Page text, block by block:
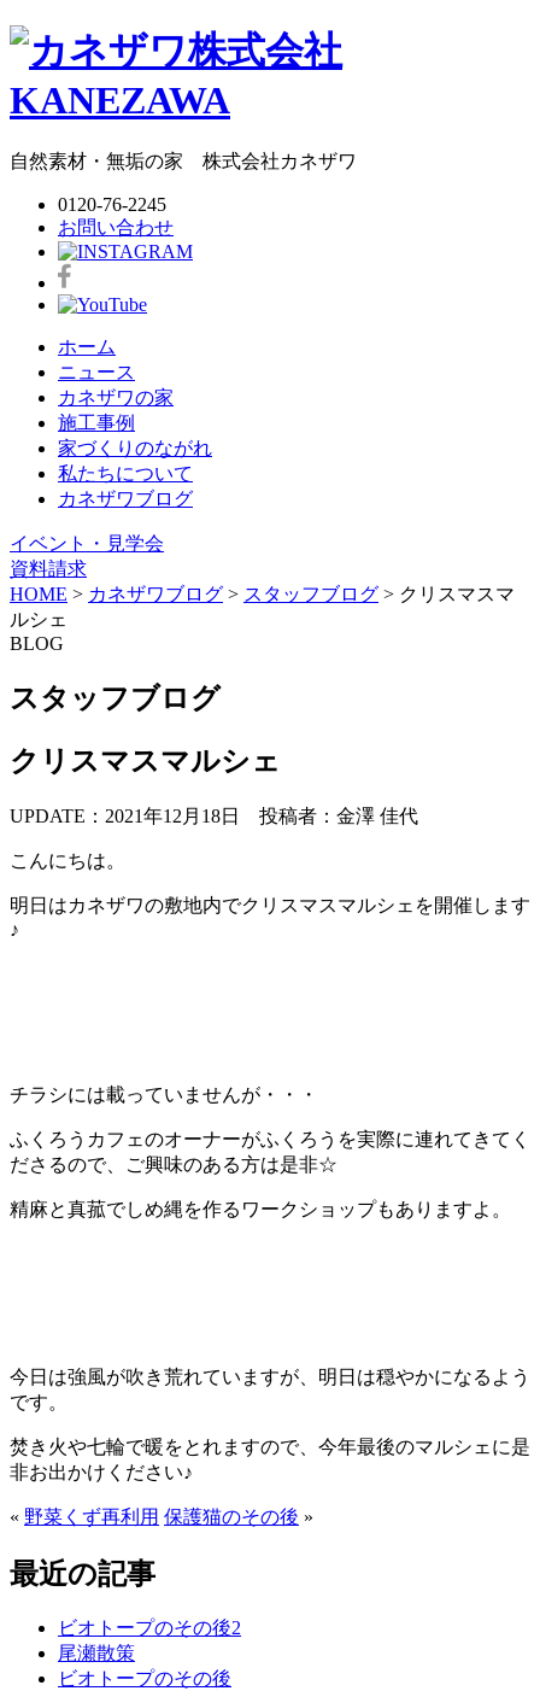
自然素材・無垢の家 株式会社カネザワ
0120-76-2245
お問い合わせ
ホーム
ニュース
カネザワの家
施工事例
家づくりのながれ
私たちについて
カネザワブログ
イベント・見学会
資料請求
HOME > カネザワブログ > スタッフブログ > クリスマスマ
ルシェ
BLOG
スタッフブログ
クリスマスマルシェ
UPDATE：2021年12月18日 投稿者：金澤 佳代
こんにちは。
明日はカネザワの敷地内でクリスマスマルシェを開催します
♪
チラシには載っていませんが・・・
ふくろうカフェのオーナーがふくろうを実際に連れてきてく
ださるので、ご興味のある方は是非☆
精麻と真菰でしめ縄を作るワークショップもありますよ。
今日は強風が吹き荒れていますが、明日は穏やかになるよう
です。
焚き火や七輪で暖をとれますので、今年最後のマルシェに是
非お出かけください♪
« 野菜くず再利用 保護猫のその後 »
最近の記事
ビオトープのその後2
尾瀬散策
ビオトープのその後